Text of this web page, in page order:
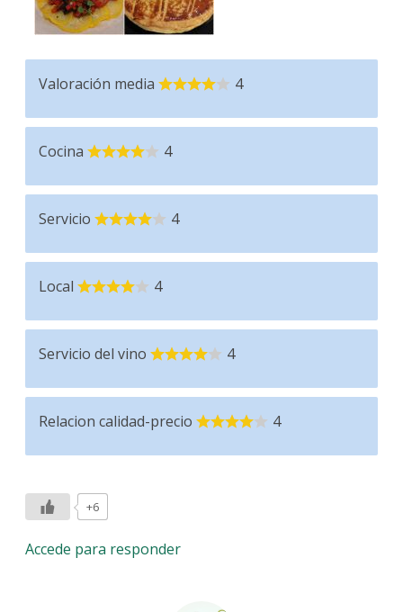
Valoración media 4
Cocina 4
Servicio 4
Local 4
Servicio del vino 4
Relacion calidad-precio 4
+6
Accede para responder